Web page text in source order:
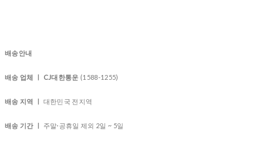
배송안내
배송 업체 ㅣ CJ대한통운 (1588-1255)
배송 지역 ㅣ 대한민국 전지역
배송 기간 ㅣ 주말·공휴일 제외 2일 ~ 5일